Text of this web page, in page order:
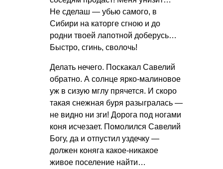
Не сделаш — убью самого, в
Сибири на каторге сгною и до
родни твоей лапотной доберусь…
Быстро, сгинь, сволочь!
Делать нечего. Поскакал Савелий
обратно. А солнце ярко-малиновое
уж в сизую мглу прячется. И скоро
такая снежная буря разыгралась —
не видно ни зги! Дорога под ногами
коня исчезает. Помолился Савелий
Богу, да и отпустил уздечку —
должен коняга какое-никакое
живое поселение найти…